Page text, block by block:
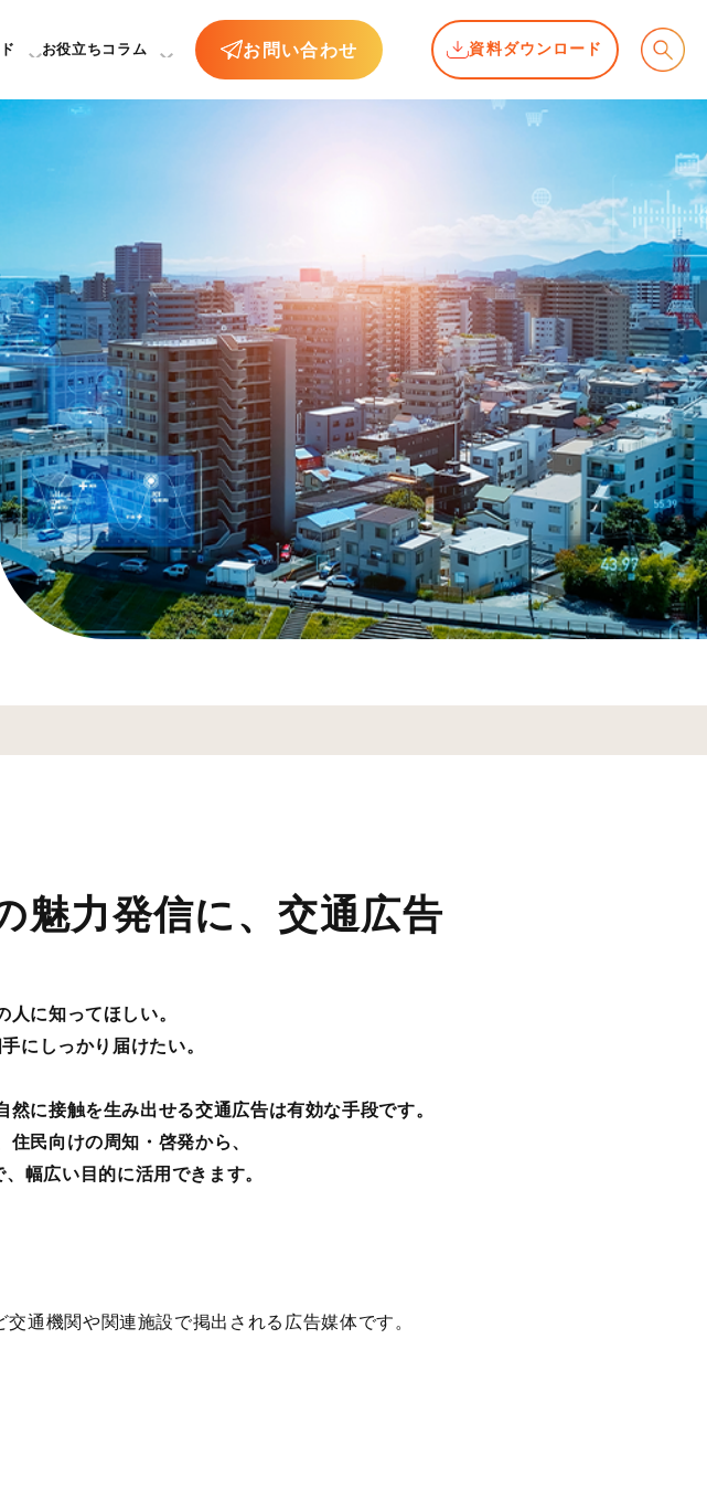
お役立ちコラム お問い合わせ 資料ダウンロード
魅力発信に、交通広告
に知ってほしい。
にしっかり届けたい。
に接触を生み出せる交通広告は有効な手段です。
民向けの周知・啓発から、
幅広い目的に活用できます。
通機関や関連施設で掲出される広告媒体です。